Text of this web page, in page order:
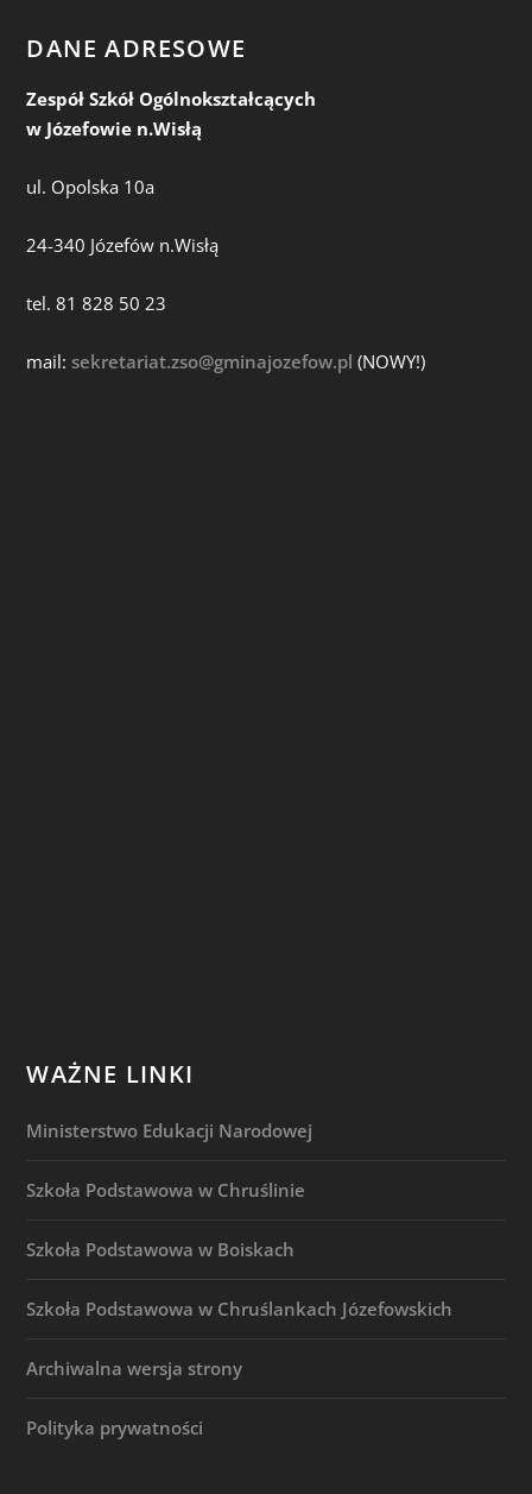
DANE ADRESOWE
Zespół Szkół Ogólnokształcących
w Józefowie n.Wisłą
ul. Opolska 10a
24-340 Józefów n.Wisłą
tel. 81 828 50 23
mail:sekretariat.zso@gminajozefow.pl (NOWY!)
WAŻNE LINKI
Ministerstwo Edukacji Narodowej
Szkoła Podstawowa w Chruślinie
Szkoła Podstawowa w Boiskach
Szkoła Podstawowa w Chruślankach Józefowskich
Archiwalna wersja strony
Polityka prywatności